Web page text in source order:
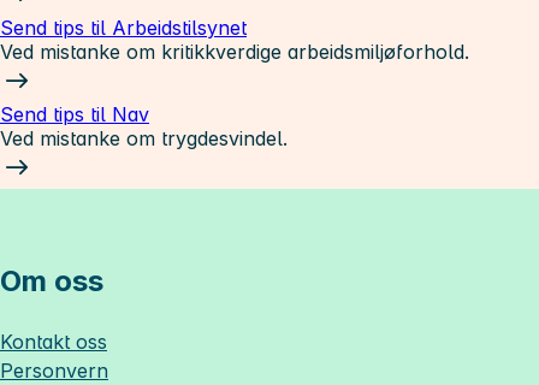
Send tips til Arbeidstilsynet
Ved mistanke om kritikkverdige arbeidsmiljøforhold.
Send tips til Nav
Ved mistanke om trygdesvindel.
Om oss
Kontakt oss
Personvern